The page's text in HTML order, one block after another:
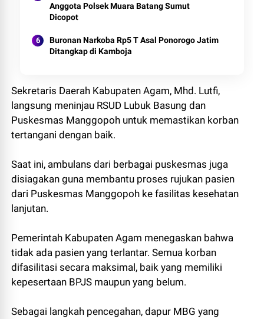
Anggota Polsek Muara Batang Sumut
Dicopot
Buronan Narkoba Rp5 T Asal Ponorogo Jatim
Ditangkap di Kamboja
Sekretaris Daerah Kabupaten Agam, Mhd. Lutfi,
langsung meninjau RSUD Lubuk Basung dan
Puskesmas Manggopoh untuk memastikan korban
tertangani dengan baik.
Saat ini, ambulans dari berbagai puskesmas juga
disiagakan guna membantu proses rujukan pasien
dari Puskesmas Manggopoh ke fasilitas kesehatan
lanjutan.
Pemerintah Kabupaten Agam menegaskan bahwa
tidak ada pasien yang terlantar. Semua korban
difasilitasi secara maksimal, baik yang memiliki
kepesertaan BPJS maupun yang belum.
Sebagai langkah pencegahan, dapur MBG yang